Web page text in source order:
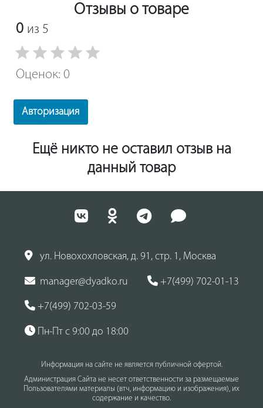
Отзывы о товаре
0 из 5
Оценок: 0
Авторизация
Ещё никто не оставил отзыв на
данный товар
ул. Новохохловская, д. 91, стр. 1, Москва
manager@dyadko.ru +7(499) 702-01-13
+7(499) 702-03-59
Пн-Пт с 9:00 до 18:00
Информация на сайте не является публичной офертой.
Администрация Сайта не несет ответственности за размещаемые
Пользователями материалы (втч, информацию и изображения), их
содержание и качество.